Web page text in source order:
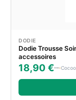
DODIE
Dodie Trousse
accessoires
18,90 €